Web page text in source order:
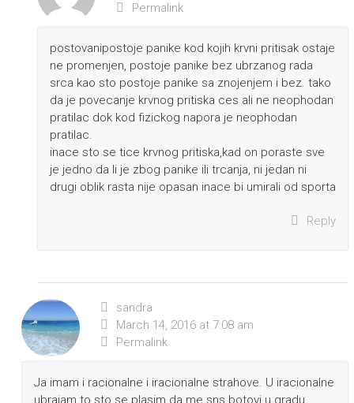
Permalink
postovanipostoje panike kod kojih krvni pritisak ostaje
ne promenjen, postoje panike bez ubrzanog rada
srca kao sto postoje panike sa znojenjem i bez. tako
da je povecanje krvnog pritiska ces ali ne neophodan
pratilac dok kod fizickog napora je neophodan
pratilac.
inace sto se tice krvnog pritiska,kad on poraste sve
je jedno da li je zbog panike ili trcanja, ni jedan ni
drugi oblik rasta nije opasan inace bi umirali od sporta
Reply
sandra
March 14, 2016 at 7:08 am
Permalink
Ja imam i racionalne i iracionalne strahove. U iracionalne
ubrajam to sto se plasim da me sns botovi u gradu